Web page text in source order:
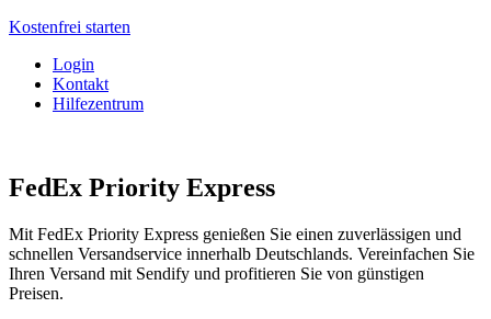
Kostenfrei starten
Login
Kontakt
Hilfezentrum
FedEx Priority Express
Mit FedEx Priority Express genießen Sie einen zuverlässigen und
schnellen Versandservice innerhalb Deutschlands. Vereinfachen Sie
Ihren Versand mit Sendify und profitieren Sie von günstigen
Preisen.